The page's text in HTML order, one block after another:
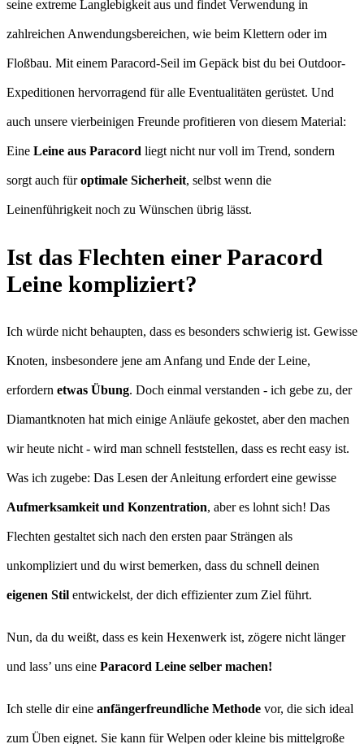
seine extreme Langlebigkeit aus und findet Verwendung in
zahlreichen Anwendungsbereichen, wie beim Klettern oder im
Floßbau. Mit einem Paracord-Seil im Gepäck bist du bei Outdoor-
Expeditionen hervorragend für alle Eventualitäten gerüstet. Und
auch unsere vierbeinigen Freunde profitieren von diesem Material:
Eine Leine aus Paracord liegt nicht nur voll im Trend, sondern
sorgt auch füroptimale Sicherheit, selbst wenn die
Leinenführigkeit noch zu Wünschen übrig lässt.
Ist das Flechten einer Paracord
Leine kompliziert?
Ich würde nicht behaupten, dass es besonders schwierig ist. Gewisse
Knoten, insbesondere jene am Anfang und Ende der Leine,
erfordern etwas Übung. Doch einmal verstanden - ich gebe zu, der
Diamantknoten hat mich einige Anläufe gekostet, aber den machen
wir heute nicht - wird man schnell feststellen, dass es recht easy ist.
Was ich zugebe: Das Lesen der Anleitung erfordert eine gewisse
Aufmerksamkeit und Konzentration, aber es lohnt sich! Das
Flechten gestaltet sich nach den ersten paar Strängen als
unkompliziert und du wirst bemerken, dass du schnell deinen
eigenen Stil entwickelst, der dich effizienter zum Ziel führt.
Nun, da du weißt, dass es kein Hexenwerk ist, zögere nicht länger
und lass’ uns eine Paracord Leine selber machen!
Ich stelle dir eine anfängerfreundliche Methode vor, die sich ideal
zum Üben eignet. Sie kann für Welpen oder kleine bis mittelgroße